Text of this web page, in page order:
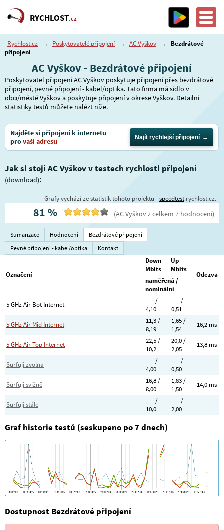
RYCHLOST.cz
Rychlost.cz → Poskytovatelé připojení → AC Vyškov →
Bezdrátové
připojení
AC Vyškov - Bezdrátové připojení
Poskytovatel připojení AC Vyškov poskytuje připojení přes bezdrátové
připojení, pevné připojení - kabel/optika. Tato firma má sídlo v
obci/městě Vyškov a poskytuje připojení v okrese Vyškov. Detailní
statistiky testů můžete nalézt níže.
Najděte si připojení k internetu
provaši adresu Najít rychlejší připojení
Jak si stojí AC Vyškov v testech rychlosti připojení
(download):
Grafy vychází ze statistik tohoto projektu -speedtestrychlost.cz.
81 % (AC Vyškovz celkem 7 hodnocení)
Sumarizace Hodnocení
Bezdrátové připojení
Pevné připojení - kabel/optika
Kontakt
Označení
Down
Mbits
Up
Mbits
Odezva
naměřená /
nominální
5 GHz Air Bot Internet
---- /
4,10
---- /
0,51
-
5 GHz Air Mid Internet
11,3 /
8,19
1,65 /
1,54
16,2 ms
5 GHz Air Top Internet
22,5 /
10,2
20,0 /
2,05
13,8 ms
Surfuji zvolna
---- /
4,00
---- /
0,50
-
Surfuji svižně
16,8 /
8,00
1,83 /
1,50
14,0 ms
Surfuji stále
---- /
10,0
---- /
2,00
-
Graf historie testů (seskupeno po 7 dnech)
Dostupnost Bezdrátové připojení